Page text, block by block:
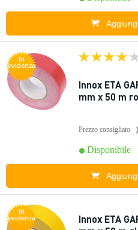
In
evidenza
Innox ETA
mm x 50 m
Prezzo consigliato
Disponibile
In
evidenza
Innox ETA